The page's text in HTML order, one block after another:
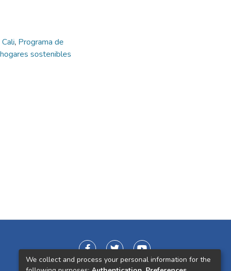
Cali, Programa de
sostenibles
We collect and process your personal information for the